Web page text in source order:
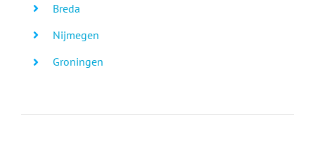
Breda
Nijmegen
Groningen